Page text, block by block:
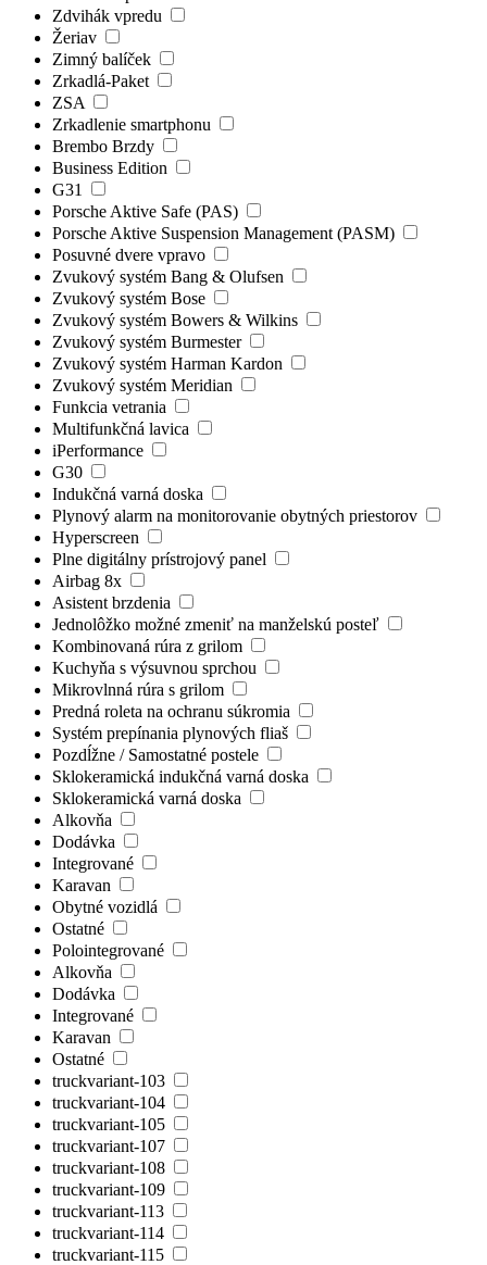
Zdvihák vpredu
Žeriav
Zimný balíček
Zrkadlá-Paket
ZSA
Zrkadlenie smartphonu
Brembo Brzdy
Business Edition
G31
Porsche Aktive Safe (PAS)
Porsche Aktive Suspension Management (PASM)
Posuvné dvere vpravo
Zvukový systém Bang & Olufsen
Zvukový systém Bose
Zvukový systém Bowers & Wilkins
Zvukový systém Burmester
Zvukový systém Harman Kardon
Zvukový systém Meridian
Funkcia vetrania
Multifunkčná lavica
iPerformance
G30
Indukčná varná doska
Plynový alarm na monitorovanie obytných priestorov
Hyperscreen
Plne digitálny prístrojový panel
Airbag 8x
Asistent brzdenia
Jednolôžko možné zmeniť na manželskú posteľ
Kombinovaná rúra z grilom
Kuchyňa s výsuvnou sprchou
Mikrovlnná rúra s grilom
Predná roleta na ochranu súkromia
Systém prepínania plynových fliaš
Pozdĺžne / Samostatné postele
Sklokeramická indukčná varná doska
Sklokeramická varná doska
Alkovňa
Dodávka
Integrované
Karavan
Obytné vozidlá
Ostatné
Polointegrované
Alkovňa
Dodávka
Integrované
Karavan
Ostatné
truckvariant-103
truckvariant-104
truckvariant-105
truckvariant-107
truckvariant-108
truckvariant-109
truckvariant-113
truckvariant-114
truckvariant-115